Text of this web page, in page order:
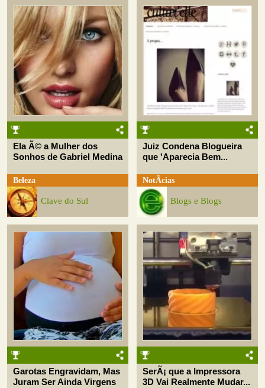
Ela Ã© a Mulher dos
Sonhos de Gabriel Medina
Beleza
Clave do Sul
Juiz Condena Blogueira
que 'Aparecia Bem...
NotÃ­cias
Blogs e Blogs
Garotas Engravidam, Mas
Juram Ser Ainda Virgens
SerÃ¡ que a Impressora
3D Vai Realmente Mudar...